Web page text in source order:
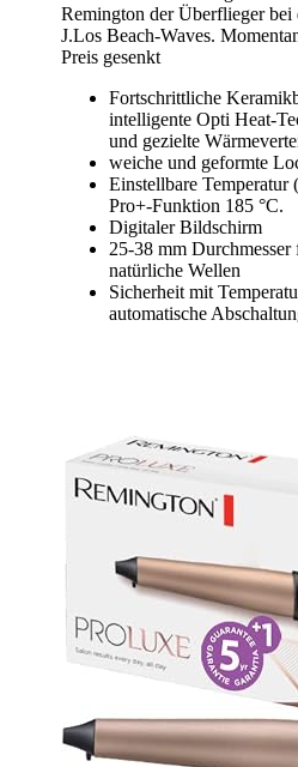
Remington der Überflieger bei
J.Los Beach-Waves.
Preis gesenkt
Fortschrittliche
intelligente Opti Heat-
und gezielte
weiche und geformte
Einstellbare Temperatur
Pro+-Funktion 185 °C.
Digitaler Bildschirm
25-38 mm
natürliche Wellen
Sicherheit mit
automatische